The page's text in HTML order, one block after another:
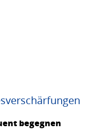
begegnen